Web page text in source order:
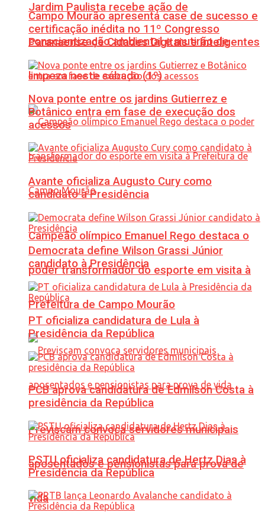
Jardim Paulista recebe ação de
conscientização ambiental e mutirão de
limpeza neste sábado (1º)
Campeão olímpico Emanuel Rego destaca o
poder transformador do esporte em visita à
Prefeitura de Campo Mourão
Previscam convoca servidores municipais
aposentados e pensionistas para prova de
vida
Campo Mourão apresenta case de sucesso e
certificação inédita no 11º Congresso
Paranaense de Cidades Digitais e Inteligentes
Nova ponte entre os jardins Gutierrez e
Botânico entra em fase de execução dos
acessos
Avante oficializa Augusto Cury como
candidato à Presidência
Democrata define Wilson Grassi Júnior
candidato à Presidência
PT oficializa candidatura de Lula à
Presidência da República
PCB aprova candidatura de Edmilson Costa à
presidência da República
PSTU oficializa candidatura de Hertz Dias à
Presidência da República